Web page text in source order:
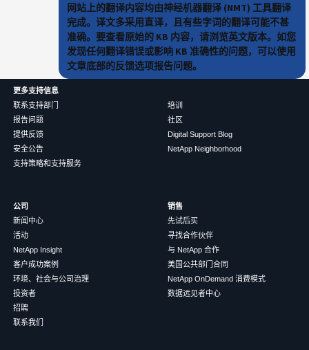
网站上的翻译内容均由神经机器翻译 (NMT) 工具翻译
完成。译文多采用直译，且有些字词的翻译可能不甚
准确。要查看原始的 KB 内容，请浏览英文版本。如您
发现任何翻译错误或影响 KB 准确性的问题，可以使用
文章底部的反馈选项报告问题。
更多支持信息
联系支持部门
报告问题
提供反馈
安全公告
支持策略和支持服务
培训
社区
Digital Support Blog
NetApp Neighborhood
公司
新闻中心
活动
NetApp Insight
客户成功案例
环境、社会与公司治理
投资者
招聘
联系我们
销售
先试后买
寻找合作伙伴
与 NetApp 合作
美国公共部门合同
NetApp OnDemand 消费模式
数据远见者中心